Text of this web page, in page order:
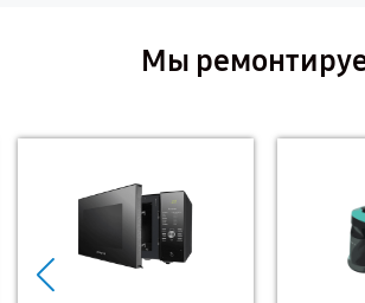
Мы